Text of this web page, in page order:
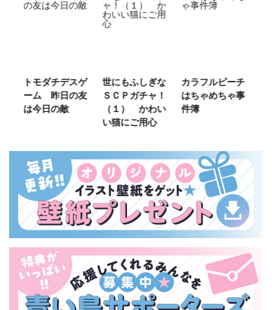
トモダチデスゲ
ーム 昨日の友
は今日の敵
世にもふしぎな
ＳＣＰガチャ！
（１） かわい
い猫にご用心
カラフルピーチ
はちゃめちゃ事
件簿